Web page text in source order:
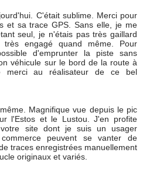
C'était sublime. Merci pour
et sa trace GPS. Sans elle, je me
seul, je n'étais pas très gaillard
très engagé quand même. Pour
d'emprunter la piste sans
véhicule sur le bord de la route à
merci au réalisateur de ce bel
Magnifique vue depuis le pic
l'Estos et le Lustou. J'en profite
site dont je suis un usager
peuvent se vanter de
traces enregistrées manuellement
originaux et variés.